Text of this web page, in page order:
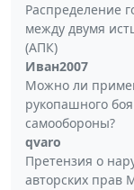
Распределение
между двумя
(АПК)
Иван2007
Можно ли
рукопашного
самообороны?
qvaro
Претензия о
авторских